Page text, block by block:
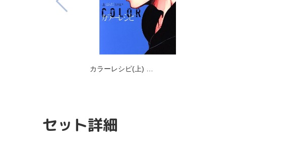
カラーレシピ(上) …
セット詳細